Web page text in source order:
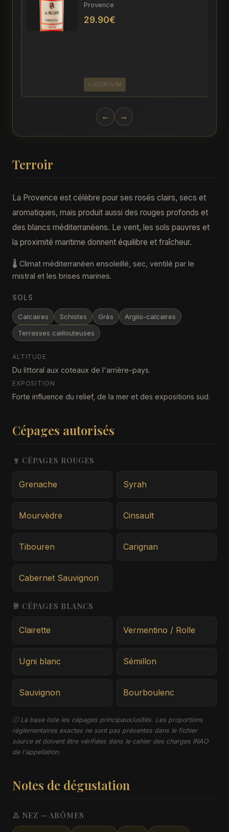
Provence
29.90€
1JOUR1VIN
← →
Terroir
La Provence est célèbre pour ses rosés clairs, secs et
aromatiques, mais produit aussi des rouges profonds et
des blancs méditerranéens. Le vent, les sols pauvres et
la proximité maritime donnent équilibre et fraîcheur.
🌡️ Climat méditerranéen ensoleillé, sec, ventilé par le
mistral et les brises marines.
SOLS
Calcaires Schistes Grès
Argilo-calcaires
Terrasses caillouteuses
ALTITUDE
Du littoral aux coteaux de l'arrière-pays.
EXPOSITION
Forte influence du relief, de la mer et des expositions sud.
Cépages autorisés
🍷 CÉPAGES ROUGES
Grenache Syrah
Mourvèdre Cinsault
Tibouren Carignan
Cabernet Sauvignon
🥂 CÉPAGES BLANCS
Clairette Vermentino / Rolle
Ugni blanc Sémillon
Sauvignon Bourboulenc
ⓘ La base liste les cépages principaux/usités. Les proportions
réglementaires exactes ne sont pas présentes dans le fichier
source et doivent être vérifiées dans le cahier des charges INAO
de l'appellation.
Notes de dégustation
👃 NEZ — ARÔMES